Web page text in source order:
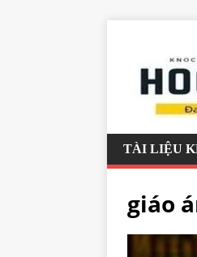
TÀI LIỆU
giáo